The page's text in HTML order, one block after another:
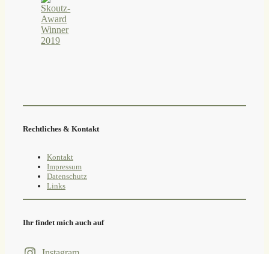
Rechtliches & Kontakt
Kontakt
Impressum
Datenschutz
Links
Ihr findet mich auch auf